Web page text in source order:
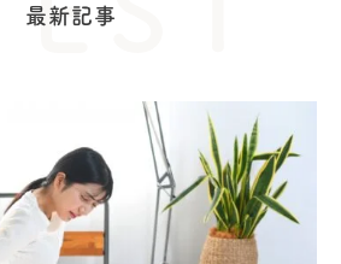
最新記事